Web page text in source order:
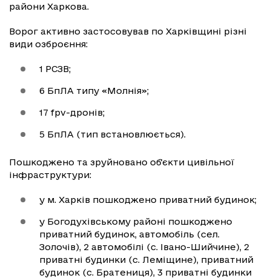
райони Харкова.
Ворог активно застосовував по Харківщині різні
види озброєння:
1 РСЗВ;
6 БпЛА типу «Молнія»;
17 fpv-дронів;
5 БпЛА (тип встановлюється).
Пошкоджено та зруйновано обʼєкти цивільної
інфраструктури:
у м. Харків пошкоджено приватний будинок;
у Богодухівському районі пошкоджено
приватний будинок, автомобіль (сел.
Золочів), 2 автомобілі (с. Івано-Шийчине), 2
приватні будинки (с. Леміщине), приватний
будинок (с. Братениця), 3 приватні будинки